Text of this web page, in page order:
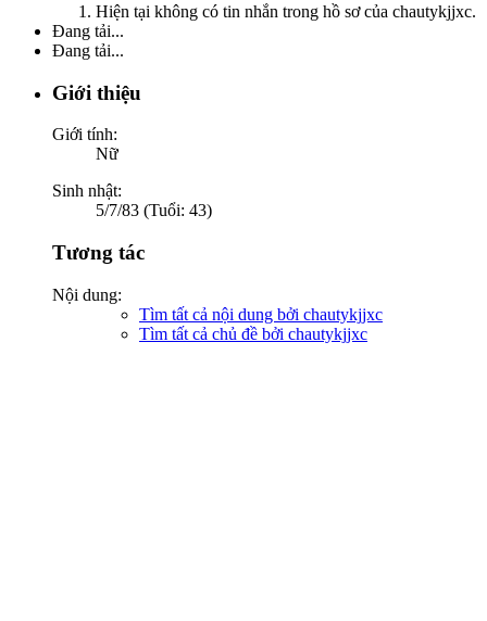
Hiện tại không có tin nhắn trong hồ sơ của chautykjjxc.
Đang tải...
Đang tải...
Giới thiệu
Giới tính:
Nữ
Sinh nhật:
5/7/83 (Tuổi: 43)
Tương tác
Nội dung:
Tìm tất cả nội dung bởi chautykjjxc
Tìm tất cả chủ đề bởi chautykjjxc